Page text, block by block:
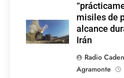
misiles de
alcance
Irán
Radio
Agramonte